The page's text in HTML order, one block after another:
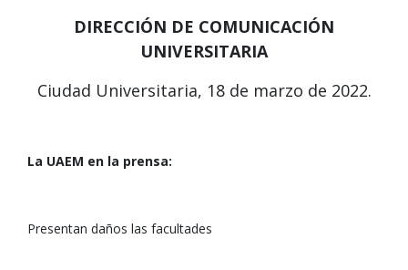
DIRECCIÓN DE COMUNICACIÓN
UNIVERSITARIA
Ciudad Universitaria, 18 de marzo de 2022.
La UAEM en la prensa:
Presentan daños las facultades